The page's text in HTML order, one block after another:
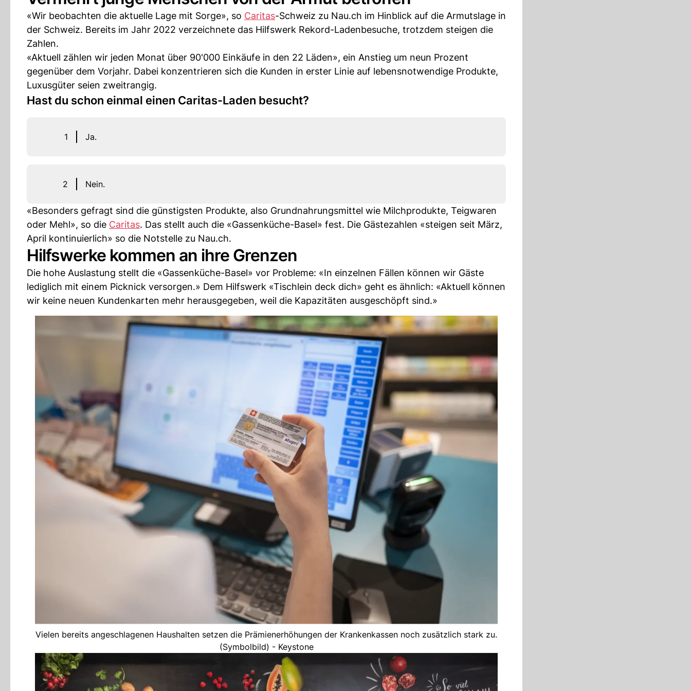
«Wir beobachten die aktuelle Lage mit Sorge», so Caritas-Schweiz zu Nau.ch im Hinblick auf die Armutslage in
der Schweiz. Bereits im Jahr 2022 verzeichnete das Hilfswerk Rekord-Ladenbesuche, trotzdem steigen die
Zahlen.
«Aktuell zählen wir jeden Monat über 90'000 Einkäufe in den 22 Läden», ein Anstieg um neun Prozent
gegenüber dem Vorjahr. Dabei konzentrieren sich die Kunden in erster Linie auf lebensnotwendige Produkte,
Luxusgüter seien zweitrangig.
Hast du schon einmal einen Caritas-Laden besucht?
1 Ja.
2 Nein.
«Besonders gefragt sind die günstigsten Produkte, also Grundnahrungsmittel wie Milchprodukte, Teigwaren
oder Mehl», so die Caritas. Das stellt auch die «Gassenküche-Basel» fest. Die Gästezahlen «steigen seit März,
April kontinuierlich» so die Notstelle zu Nau.ch.
Hilfswerke kommen an ihre Grenzen
Die hohe Auslastung stellt die «Gassenküche-Basel» vor Probleme: «In einzelnen Fällen können wir Gäste
lediglich mit einem Picknick versorgen.» Dem Hilfswerk «Tischlein deck dich» geht es ähnlich: «Aktuell können
wir keine neuen Kundenkarten mehr herausgegeben, weil die Kapazitäten ausgeschöpft sind.»
Vielen bereits angeschlagenen Haushalten setzen die Prämienerhöhungen der Krankenkassen noch zusätzlich stark zu.
(Symbolbild) - Keystone